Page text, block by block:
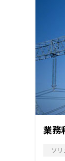
業務
ソ